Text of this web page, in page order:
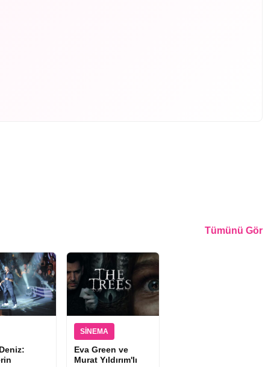
Tümünü Gör
SINEMA
Eva Green ve
Murat Yıldırım'lı